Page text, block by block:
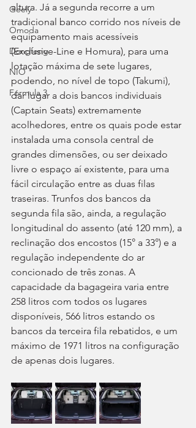
Geely
Omoda
Dongfeng
NIO
Fórmula 3
altura. Já a segunda recorre a um
tradicional banco corrido nos níveis de
equipamento mais acessíveis
(Exclusive-Line e Homura), para uma
lotação máxima de sete lugares,
podendo, no nível de topo (Takumi),
dar lugar a dois bancos individuais
(Captain Seats) extremamente
acolhedores, entre os quais pode estar
instalada uma consola central de
grandes dimensões, ou ser deixado
livre o espaço aí existente, para uma
fácil circulação entre as duas filas
traseiras. Trunfos dos bancos da
segunda fila são, ainda, a regulação
longitudinal do assento (até 120 mm), a
reclinação dos encostos (15° a 33°) e a
regulação independente do ar
concionado de três zonas. A
capacidade da bagageira varia entre
258 litros com todos os lugares
disponíveis, 566 litros estando os
bancos da terceira fila rebatidos, e um
máximo de 1971 litros na configuração
de apenas dois lugares.